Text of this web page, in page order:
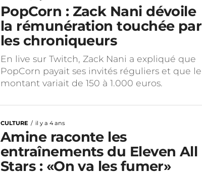
PopCorn : Zack Nani dévoile
la rémunération touchée par
les chroniqueurs
En live sur Twitch, Zack Nani a expliqué que
PopCorn payait ses invités réguliers et que le
montant variait de 150 à 1.000 euros.
CULTURE il y a 4 ans
Amine raconte les
entraînements du Eleven All
Stars : «On va les fumer»